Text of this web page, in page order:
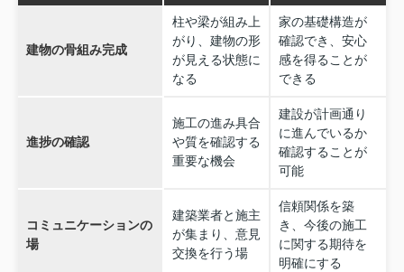
建物の骨組み完成
柱や梁が組み上
がり、建物の形
が見える状態に
なる
家の基礎構造が
確認でき、安心
感を得ることが
できる
進捗の確認
施工の進み具合
や質を確認する
重要な機会
建設が計画通り
に進んでいるか
確認することが
可能
コミュニケーションの
場
建築業者と施主
が集まり、意見
交換を行う場
信頼関係を築
き、今後の施工
に関する期待を
明確にする